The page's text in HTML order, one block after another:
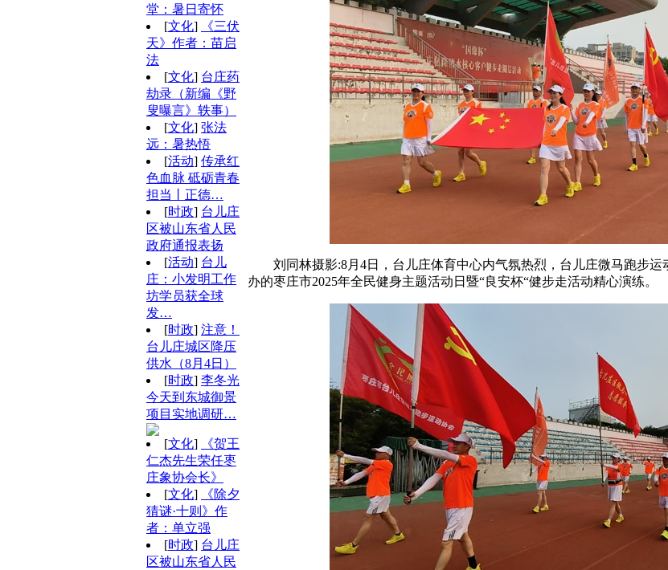
堂：暑日寄怀
[文化]
《三伏
天》作者：苗启
法
[文化] 台庄药
劫录（新编《野
叟曝言》轶事）
[文化] 张法
远：暑热悟
[活动] 传承红
色血脉 砥砺青春
担当丨正德…
[时政] 台儿庄
区被山东省人民
政府通报表扬
[活动] 台儿
庄：小发明工作
坊学员获全球
发…
[时政] 注意！
台儿庄城区降压
供水（8月4日）
[时政] 李冬光
今天到东城御景
项目实地调研…
[文化]
《贺王
仁杰先生荣任枣
庄象协会长》
[文化]
《除夕
猜谜·十则》作
者：单立强
[时政] 台儿庄
区被山东省人民
刘同林摄影:8月4日，台儿庄体育中心内气氛热烈，台儿庄微马跑步
办的枣庄市2025年全民健身主题活动日暨“良安杯“健步走活动精心演练。